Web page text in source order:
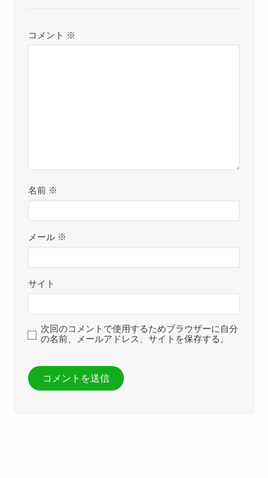
コメント ※
名前 ※
メール ※
サイト
次回のコメントで使用するためブラウザーに自分
の名前、メールアドレス、サイトを保存する。